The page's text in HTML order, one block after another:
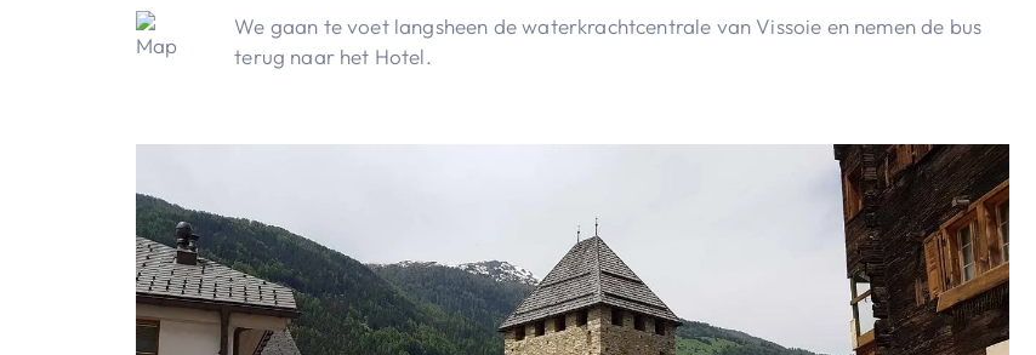
We gaan te voet langsheen de waterkrachtcentrale van Vissoie en nemen de bus
terug naar het Hotel.